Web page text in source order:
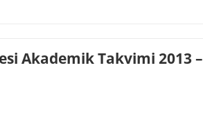
Akademik Takvimi 2013 –